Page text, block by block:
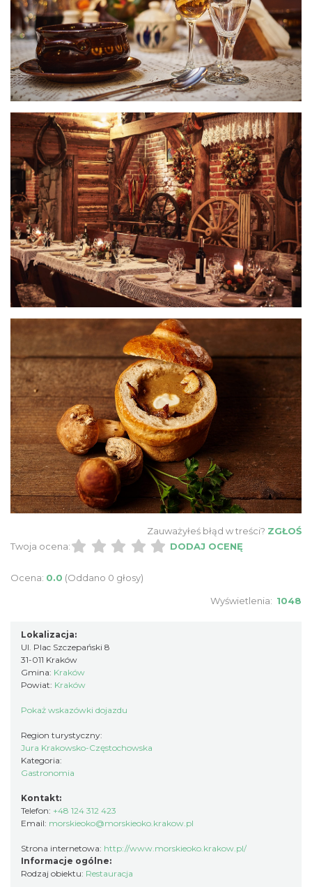
Zauważyłeś błąd w treści? ZGŁOŚ
Twoja ocena:
DODAJ OCENĘ
Ocena: 0.0 (Oddano 0 głosy)
Wyświetlenia: 1048
Lokalizacja:
Ul. Plac Szczepański 8
31-011 Kraków
Gmina: Kraków
Powiat: Kraków
Pokaż wskazówki dojazdu
Region turystyczny:
Jura Krakowsko-Częstochowska
Kategoria:
Gastronomia
Kontakt:
Telefon: +48 124 312 423
Email: morskieoko@morskieoko.krakow.pl
Strona internetowa: http://www.morskieoko.krakow.pl/
Informacje ogólne:
Rodzaj obiektu: Restauracja